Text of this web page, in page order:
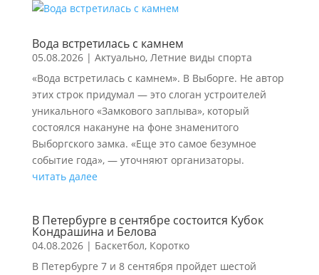
Вода встретилась с камнем
05.08.2026| Актуально, Летние виды спорта
«Вода встретилась с камнем». В Выборге. Не автор
этих строк придумал — это слоган устроителей
уникального «Замкового заплыва», который
состоялся накануне на фоне знаменитого
Выборгского замка. «Еще это самое безумное
событие года», — уточняют организаторы.
читать далее
В Петербурге в сентябре состоится Кубок
Кондрашина и Белова
04.08.2026| Баскетбол, Коротко
В Петербурге 7 и 8 сентября пройдет шестой